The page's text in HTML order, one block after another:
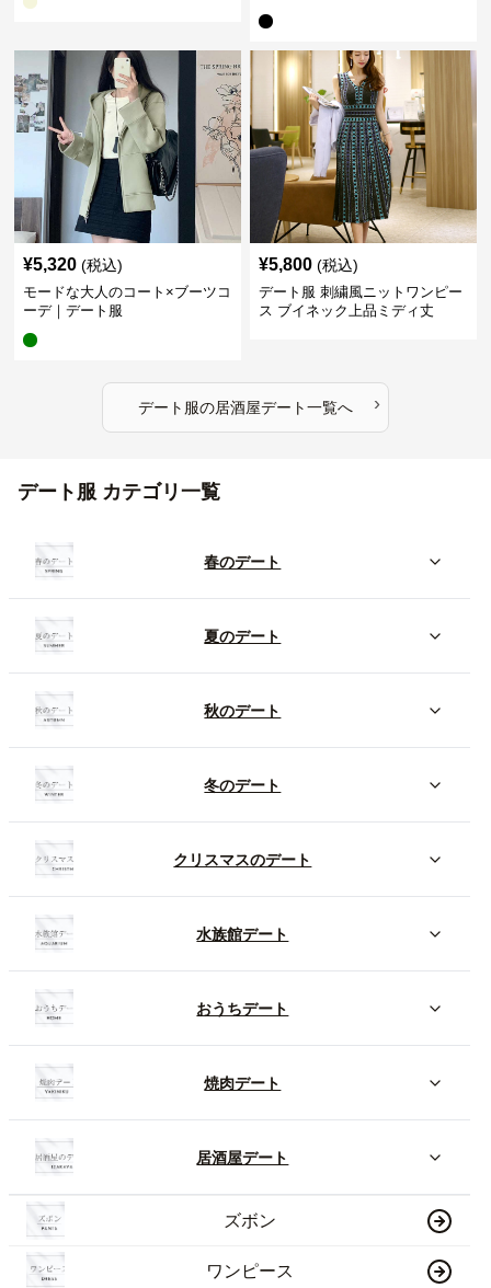
¥5,320 (税込)
モードな大人のコート×ブーツコ
ーデ｜デート服
¥5,800 (税込)
デート服 刺繍風ニットワンピー
ス ブイネック上品ミディ丈
デート服の居酒屋デート一覧へ ›
デート服 カテゴリ一覧
春のデート
夏のデート
秋のデート
冬のデート
クリスマスのデート
水族館デート
おうちデート
焼肉デート
居酒屋デート
ズボン
ワンピース